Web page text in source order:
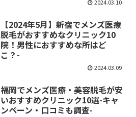
2024.03.10
【2024年5月】新宿でメンズ医療
脱毛がおすすめなクリニック10
院！男性におすすめな所はど
こ？-
2024.03.09
福岡でメンズ医療・美容脱毛が安
いおすすめクリニック10選-キャ
ンペーン・口コミも調査-